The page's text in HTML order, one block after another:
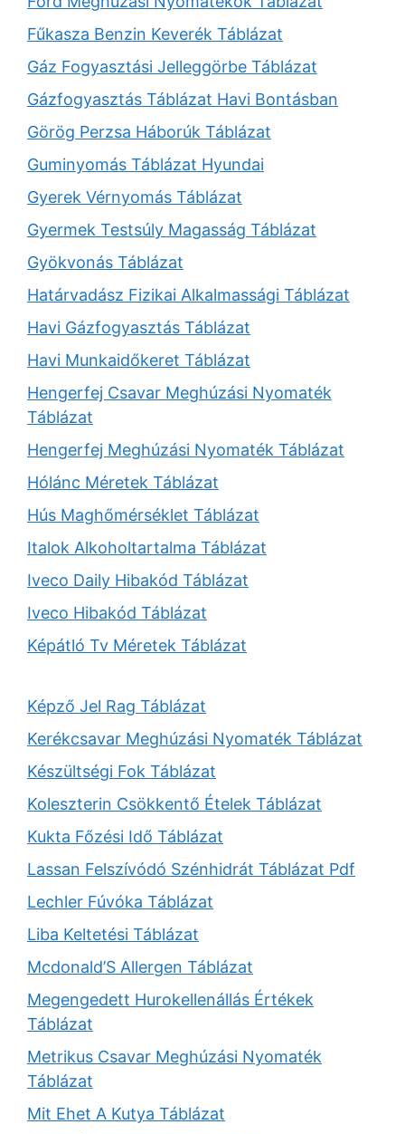
Fűkasza Benzin Keverék Táblázat
Gáz Fogyasztási Jelleggörbe Táblázat
Gázfogyasztás Táblázat Havi Bontásban
Görög Perzsa Háborúk Táblázat
Guminyomás Táblázat Hyundai
Gyerek Vérnyomás Táblázat
Gyermek Testsúly Magasság Táblázat
Gyökvonás Táblázat
Határvadász Fizikai Alkalmassági Táblázat
Havi Gázfogyasztás Táblázat
Havi Munkaidőkeret Táblázat
Hengerfej Csavar Meghúzási Nyomaték
Táblázat
Hengerfej Meghúzási Nyomaték Táblázat
Hólánc Méretek Táblázat
Hús Maghőmérséklet Táblázat
Italok Alkoholtartalma Táblázat
Iveco Daily Hibakód Táblázat
Iveco Hibakód Táblázat
Képátló Tv Méretek Táblázat
Képző Jel Rag Táblázat
Kerékcsavar Meghúzási Nyomaték Táblázat
Készültségi Fok Táblázat
Koleszterin Csökkentő Ételek Táblázat
Kukta Főzési Idő Táblázat
Lassan Felszívódó Szénhidrát Táblázat Pdf
Lechler Fúvóka Táblázat
Liba Keltetési Táblázat
Mcdonald’S Allergen Táblázat
Megengedett Hurokellenállás Értékek
Táblázat
Metrikus Csavar Meghúzási Nyomaték
Táblázat
Mit Ehet A Kutya Táblázat